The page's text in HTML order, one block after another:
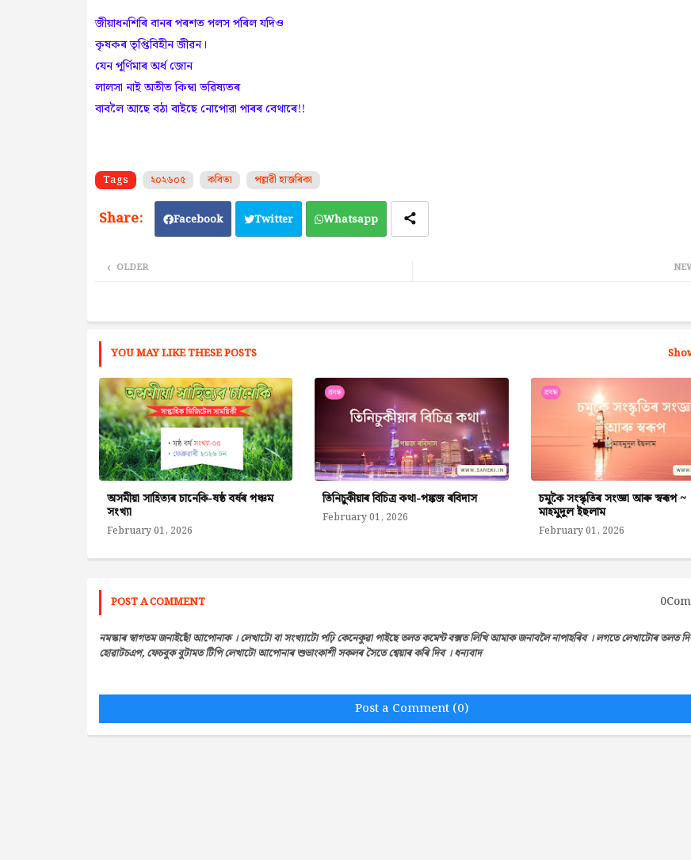
জীয়াধনশিৰি বানৰ পৰশত পলস পৰিল যদিও
কৃষকৰ তৃপ্তিবিহীন জীৱন।
যেন পূৰ্ণিমাৰ অৰ্ধ জোন
লালসা নাই অতীত কিম্বা ভৱিষ্যতৰ
বাবলৈ আছে বঠা বাইছে নোপোৱা পাৰৰ বেথাৰে!!
Tags ২০২৬০৫ কবিতা পল্লৱী হাজৰিকা
Facebook Twitter Whatsapp
OLDER
YOU MAY LIKE THESE POSTS
অসমীয়া সাহিত্যৰ চানেকি-ষষ্ঠ বৰ্ষৰ পঞ্চম
সংখ্যা
February 01, 2026
তিনিচুকীয়াৰ বিচিত্ৰ কথা-পঙ্কজ ৰবিদাস
February 01, 2026
চমুকৈ সংস্কৃতিৰ সংজ্ঞা আৰু স্বৰূপ ~
মাহমুদুল ইছলাম
February 01, 2026
POST A COMMENT
নমস্কাৰ স্বাগতম জনাইছোঁ আপোনাক । লেখাটো বা সংখ্যাটো পঢ়ি কেনেকুৱা পাইছে তলত কমেন্ট বক্সত লিখি আমাক জনাবলৈ নাপাহৰিব । লগতে লেখাটোৰ তলত
হোৱাটচএপ, ফেচবুক বুটামত টিপি লেখাটো আপোনাৰ শুভাংকাশী সকলৰ সৈতে শ্বেয়াৰ কৰি দিব । ধন্যবাদ
Post a Comment (0)